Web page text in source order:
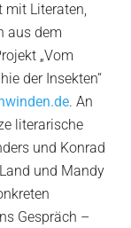
mit Literaten,
aus dem
„Vom
der Insekten“
. An
literarische
und Konrad
und Mandy
Gespräch –